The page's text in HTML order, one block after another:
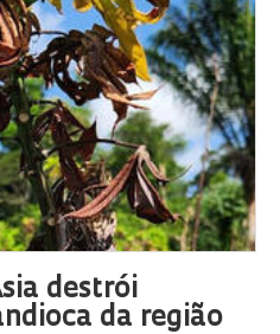
destrói
da região